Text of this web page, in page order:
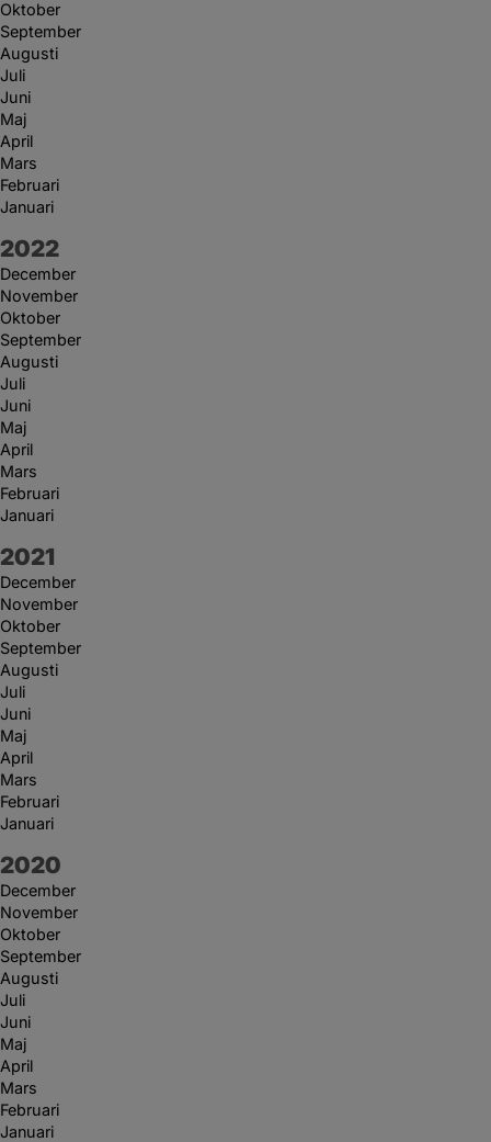
Oktober
September
Augusti
Juli
Juni
Maj
April
Mars
Februari
Januari
År:
2022
December
November
Oktober
September
Augusti
Juli
Juni
Maj
April
Mars
Februari
Januari
År:
2021
December
November
Oktober
September
Augusti
Juli
Juni
Maj
April
Mars
Februari
Januari
År:
2020
December
November
Oktober
September
Augusti
Juli
Juni
Maj
April
Mars
Februari
Januari